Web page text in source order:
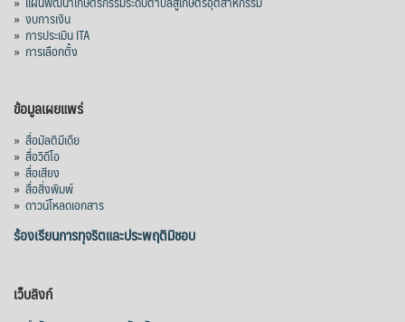
» งบการเงิน
» การประเมิน ITA
» การเลือกตั้ง
ข้อมูลเผยแพร่
» สื่อมัลติมีเดีย
» สื่อวิดีโอ
» สื่อเสียง
» สื่อสิ่งพิมพ์
» ดาวน์โหลดเอกสาร
ร้องเรียนการทุจริตและประพฤติมิชอบ
เว็บลิงก์